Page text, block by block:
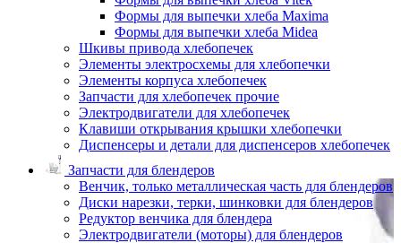
Формы для выпечки хлеба Maxima
Формы для выпечки хлеба Midea
Шкивы привода хлебопечек
Элементы электросхемы для хлебопечки
Элементы корпуса хлебопечек
Запчасти для хлебопечек прочие
Электродвигатели для хлебопечек
Клавиши открывания крышки хлебопечки
Диспенсеры и детали для диспенсеров хлебопечек
Запчасти для блендеров
Венчик, только металлическая часть для блендеров
Диски нарезки, терки, шинковки для блендеров
Редуктор венчика для блендера
Электродвигатели (моторы) для блендеров